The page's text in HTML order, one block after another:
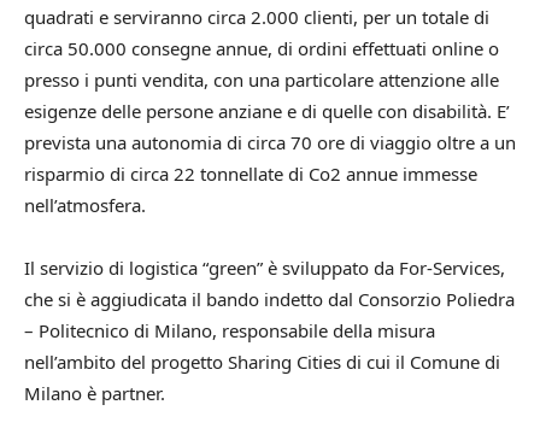
quadrati e serviranno circa 2.000 clienti, per un totale di
circa 50.000 consegne annue, di ordini effettuati online o
presso i punti vendita, con una particolare attenzione alle
esigenze delle persone anziane e di quelle con disabilità. E’
prevista una autonomia di circa 70 ore di viaggio oltre a un
risparmio di circa 22 tonnellate di Co2 annue immesse
nell’atmosfera.
Il servizio di logistica “green” è sviluppato da For-Services,
che si è aggiudicata il bando indetto dal Consorzio Poliedra
– Politecnico di Milano, responsabile della misura
nell’ambito del progetto Sharing Cities di cui il Comune di
Milano è partner.